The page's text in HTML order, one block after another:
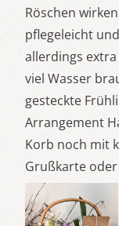
Röschen
pflegeleicht
allerdings
viel Wasser
gesteckte
Arrangement
Korb noch mit
Grußkarte